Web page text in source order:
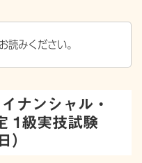
読みください。
ナンシャル・
1級実技試験
）